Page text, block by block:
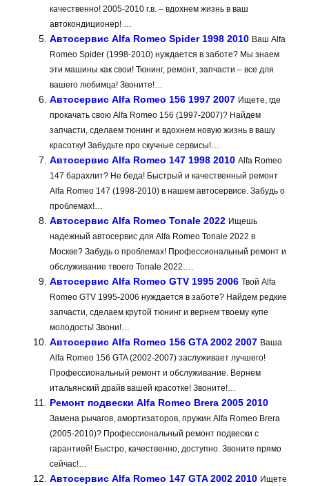
качественно! 2005-2010 г.в. – вдохнем жизнь в ваш
автокондиционер! …
Автосервис Alfa Romeo Spider 1998 2010 Ваш Alfa
Romeo Spider (1998-2010) нуждается в заботе? Мы знаем
эти машины как свои! Тюнинг, ремонт, запчасти – все для
вашего любимца! Звоните!…
Автосервис Alfa Romeo 156 1997 2007 Ищете, где
прокачать свою Alfa Romeo 156 (1997-2007)? Найдем
запчасти, сделаем тюнинг и вдохнем новую жизнь в вашу
красотку! Забудьте про скучные сервисы!…
Автосервис Alfa Romeo 147 1998 2010 Alfa Romeo
147 барахлит? Не беда! Быстрый и качественный ремонт
Alfa Romeo 147 (1998-2010) в нашем автосервисе. Забудь о
проблемах!…
Автосервис Alfa Romeo Tonale 2022 Ищешь
надежный автосервис для Alfa Romeo Tonale 2022 в
Москве? Забудь о проблемах! Профессиональный ремонт и
обслуживание твоего Tonale 2022….
Автосервис Alfa Romeo GTV 1995 2006 Твой Alfa
Romeo GTV 1995-2006 нуждается в заботе? Найдем редкие
запчасти, сделаем крутой тюнинг и вернем твоему купе
молодость! Звони!…
Автосервис Alfa Romeo 156 GTA 2002 2007 Ваша
Alfa Romeo 156 GTA (2002-2007) заслуживает лучшего!
Профессиональный ремонт и обслуживание. Вернем
итальянский драйв вашей красотке! Звоните!…
Ремонт подвески Alfa Romeo Brera 2005 2010
Замена рычагов, амортизаторов, пружин Alfa Romeo Brera
(2005-2010)? Профессиональный ремонт подвески с
гарантией! Быстро, качественно, доступно. Звоните прямо
сейчас!…
Автосервис Alfa Romeo 147 GTA 2002 2010 Ищете